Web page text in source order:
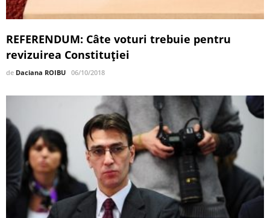
REFERENDUM: Câte voturi trebuie pentru
revizuirea Constituției
de Daciana ROIBU 06/10/2018